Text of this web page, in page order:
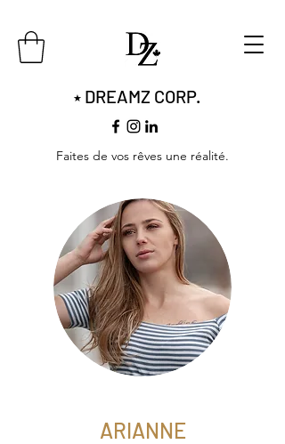
DREAMZ CORP.
​​★
Faites de vos rêves une réalité.
ARIANNE